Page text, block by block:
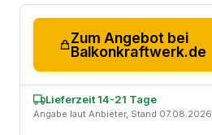
Zum Angebot bei
Balkonkraftwerk.de
Lieferzeit 14-21 Tage
Angabe laut Anbieter, Stand 07.08.2026